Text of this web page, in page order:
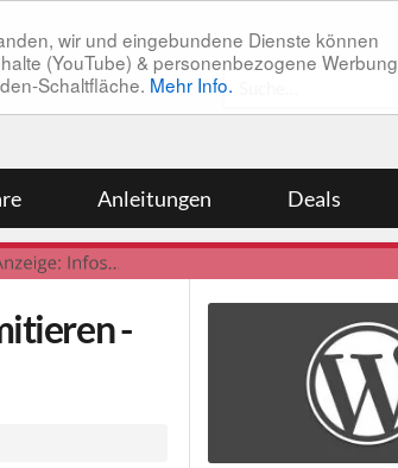
wir und eingebundene Dienste können
(YouTube) & personenbezogene Werbung
Schaltfläche. Mehr Info.
Anleitungen Deals
-